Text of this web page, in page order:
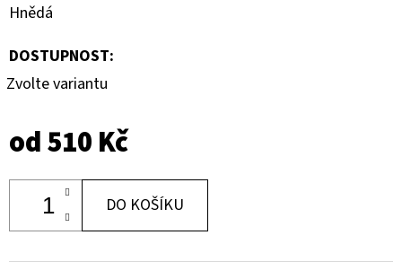
Hnědá
DOSTUPNOST:
Zvolte variantu
od510 Kč
DO KOŠÍKU